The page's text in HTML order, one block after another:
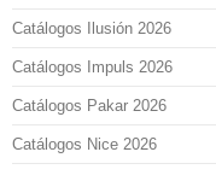
Catálogos Ilusión 2026
Catálogos Impuls 2026
Catálogos Pakar 2026
Catálogos Nice 2026